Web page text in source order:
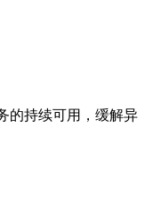
的持续可用，缓解异